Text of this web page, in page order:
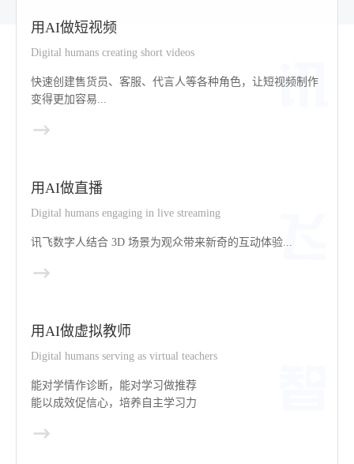
用AI做短视频
Digital humans creating short videos
快速创建售货员、客服、代言人等各种角色，让短视频制作
变得更加容易...
用AI做直播
Digital humans engaging in live streaming
讯飞数字人结合 3D 场景为观众带来新奇的互动体验...
用AI做虚拟教师
Digital humans serving as virtual teachers
能对学情作诊断，能对学习做推荐
能以成效促信心，培养自主学习力